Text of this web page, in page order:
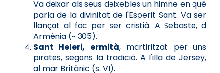
Va deixar als seus deixebles un himne en què
parla de la divinitat de l'Esperit Sant. Va ser
llançat al foc per ser cristià. A Sebaste, d
Armènia (~ 305).
Sant Heleri, ermità, martiritzat per uns
pirates, segons la tradició. A l'illa de Jersey,
al mar Britànic (s. VI).